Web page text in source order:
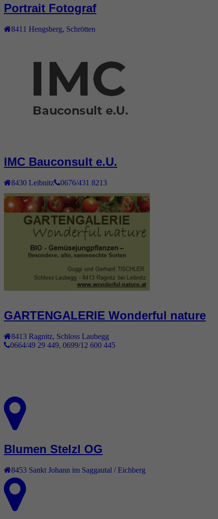
Portrait Fotograf
8411 Hengsberg Schrötten
IMC Bauconsult e.U.
8430 Leibnitz 0676/431 8213
GARTENGALERIE Wonderful nature
8413 Ragnitz
Schloss Laubegg
0664/49 29 449, 0699/12 600 445
Blumen Stelzl OG
8453 Sankt Johann im Saggautal / Eichberg